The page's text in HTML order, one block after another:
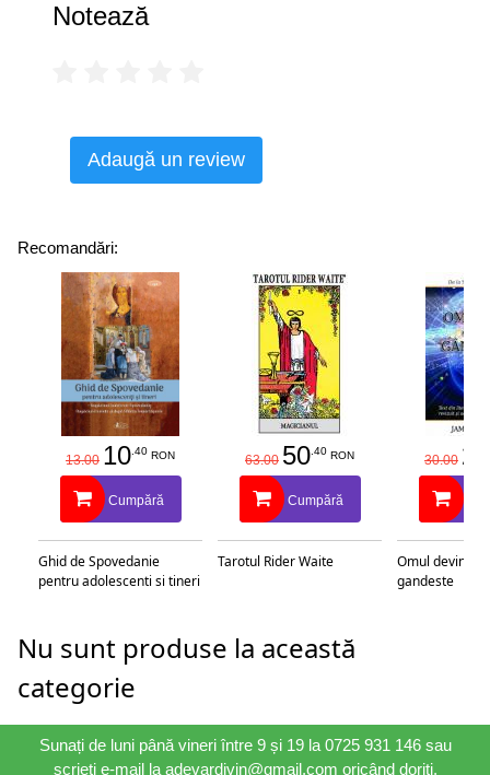
Notează
Adaugă un review
Recomandări:
13.00 10.40 RON
Cumpără
Ghid de Spovedanie
pentru adolescenti si tineri
63.00 50.40 RON
Cumpără
Tarotul Rider Waite
30.00 25
Omul devine
gandeste
Nu sunt produse la această
categorie
Sunați de luni până vineri între 9 și 19 la 0725 931 146 sau
scrieți e-mail la adevardivin@gmail.com oricând doriți.